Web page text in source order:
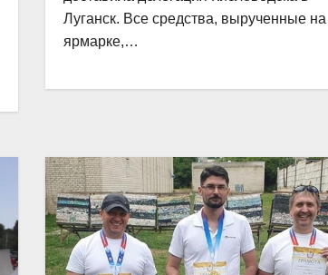
Луганск. Все средства, вырученные на
ярмарке,…